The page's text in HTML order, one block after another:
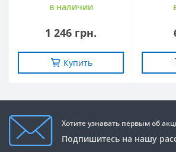
в наличии
1 246 грн.
Купить
Хотите узнавать первым об
Подпишитесь на нашу